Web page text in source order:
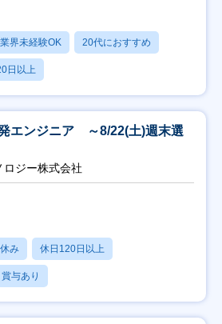
界未経験OK 20代におすすめ
日以上
発エンジニア ～8/22(土)週末選
ジー株式会社
み 休日120日以上
賞与あり